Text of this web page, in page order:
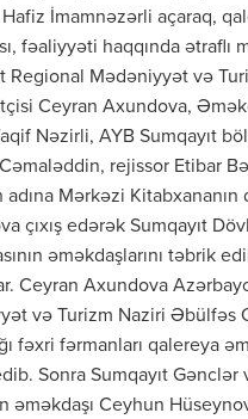
İmamnəzərli açaraq,
fəaliyyəti haqqında ətraflı
Regional Mədəniyyət və
Ceyran Axundova,
Nəzirli, AYB Sumqayıt
rejissor Etibar
adına Mərkəzi
çıxış edərək Sumqayıt
əməkdaşlarını təbrik
Ceyran Axundova
və Turizm Naziri Əbülfəs
fəxri fərmanları qalereya
Sonra Sumqayıt Gənclər
əməkdaşı Ceyhun